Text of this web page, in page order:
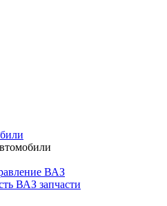
ВАЗ
ВАЗ запчасти